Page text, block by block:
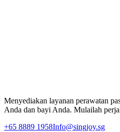
Menyediakan layanan perawatan
Anda dan bayi Anda. Mulailah
+65 8889 1958Info@singjoy.sg